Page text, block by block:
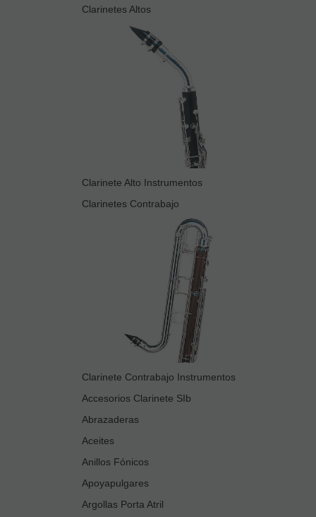
Clarinetes Altos
Clarinete Alto Instrumentos
Clarinetes Contrabajo
Clarinete Contrabajo Instrumentos
Accesorios Clarinete SIb
Abrazaderas
Aceites
Anillos Fónicos
Apoyapulgares
Argollas Porta Atril